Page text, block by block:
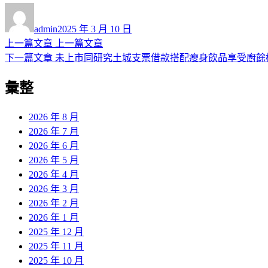
者
admin佈
日
期:
2025 年 3 月 10 日
文
章
導
上一篇文章
上
一
上一篇文章
下一篇文章 下
章:
未上市同研究土城支票借款搭配瘦身飲品享受廚餘
彙整
2026 年 8 月
2026 年 7 月
2026 年 6 月
2026 年 5 月
2026 年 4 月
2026 年 3 月
2026 年 2 月
2026 年 1 月
2025 年 12 月
2025 年 11 月
2025 年 10 月